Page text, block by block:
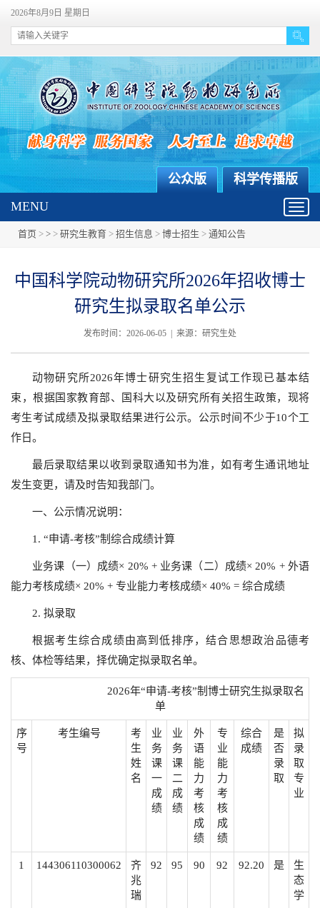
2026年8月9日 星期日
科学传播版
公众版
MENU
首页 > > > 研究生教育 > 招生信息 > 博士招生 > 通知公告
中国科学院动物研究所2026年招收博士
研究生拟录取名单公示
发布时间：2026-06-05 | 来源：研究生处
动物研究所2026年博士研究生招生复试工作现已基本结
束，根据国家教育部、国科大以及研究所有关招生政策，现将
考生考试成绩及拟录取结果进行公示。公示时间不少于10个工
作日。
最后录取结果以收到录取通知书为准，如有考生通讯地址
发生变更，请及时告知我部门。
一、公示情况说明：
1. “申请-考核”制综合成绩计算
业务课（一）成绩× 20% + 业务课（二）成绩× 20% + 外语
能力考核成绩× 20% + 专业能力考核成绩× 40% = 综合成绩
2. 拟录取
根据考生综合成绩由高到低排序，结合思想政治品德考
核、体检等结果，择优确定拟录取名单。
2026年“申请-考核”制博士研究生拟录取名
单
序
号
考生编号
考
生
姓
名
业
务
课
一
成
绩
业
务
课
二
成
绩
外
语
能
力
考
核
成
绩
专
业
能
力
考
核
成
绩
综合
成绩
是
否
录
取
拟
录
取
专
业
1 144306110300062
齐
兆
瑞
92 95 90 92 92.20 是
生
态
学